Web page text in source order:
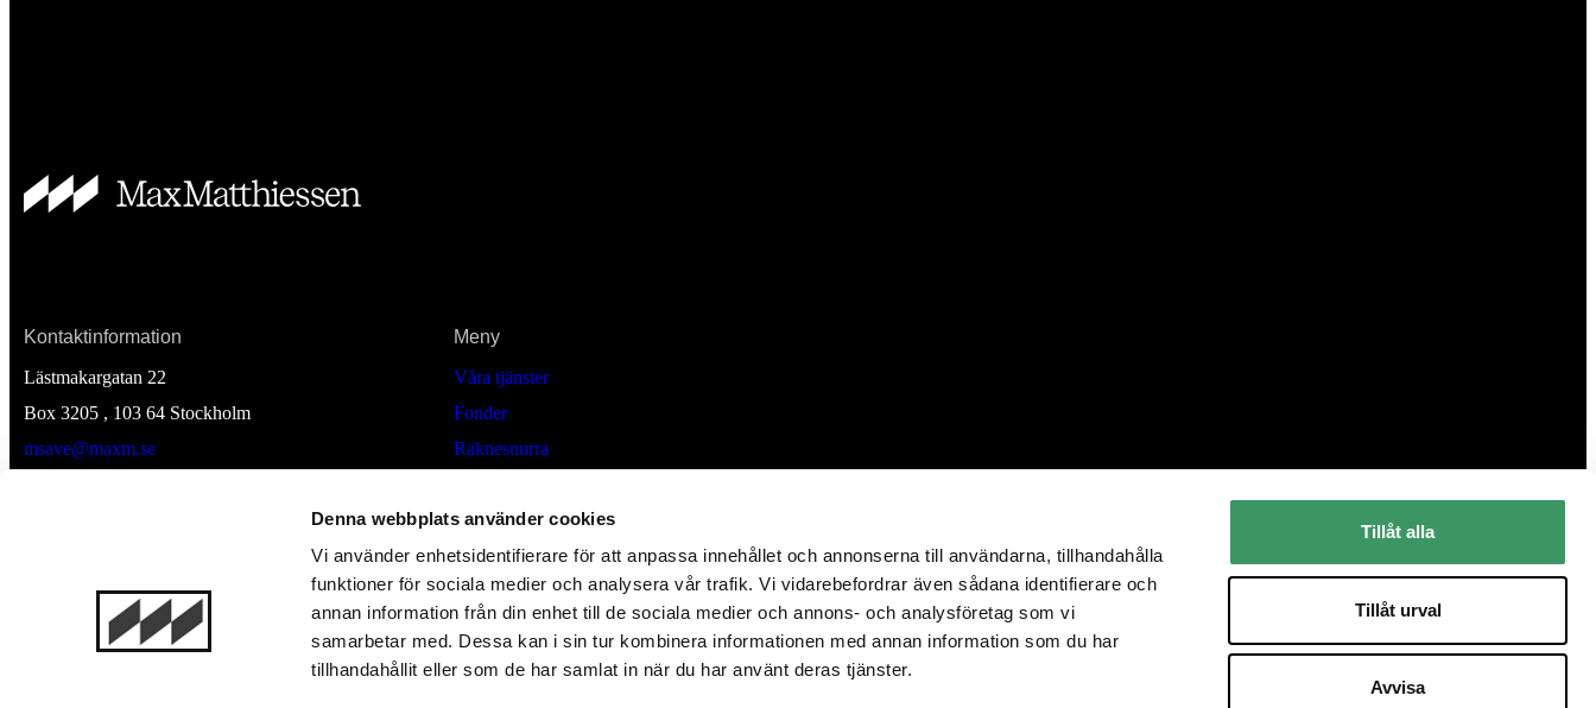
Denna webbplats använder cookies
Vi använder enhetsidentifierare för att anpassa innehållet och annonserna till användarna, tillhandahålla
funktioner för sociala medier och analysera vår trafik. Vi vidarebefordrar även sådana identifierare och
annan information från din enhet till de sociala medier och annons- och analysföretag som vi
samarbetar med. Dessa kan i sin tur kombinera informationen med annan information som du har
tillhandahållit eller som de har samlat in när du har använt deras tjänster.
Tillåt alla
Tillåt urval
Avvisa
Kontaktinformation
Lästmakargatan 22
Box 3205 , 103 64 Stockholm
msave@maxm.se
Meny
Våra tjänster
Fonder
Räknesnurra
Om Msave
Bli kund
Logga in